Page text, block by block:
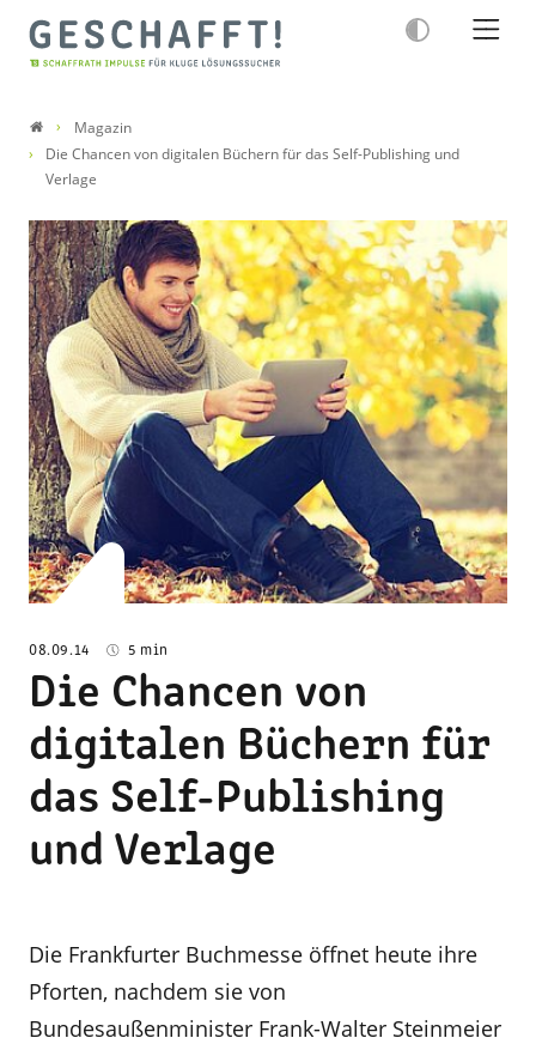
Magazin
Die Chancen von digitalen Büchern für das Self-Publishing und
Verlage
08.09.14 5 min
Die Chancen von
digitalen Büchern für
das Self-Publishing
und Verlage
Die Frankfurter Buchmesse öffnet heute ihre
Pforten, nachdem sie von
Bundesaußenminister Frank-Walter Steinmeier